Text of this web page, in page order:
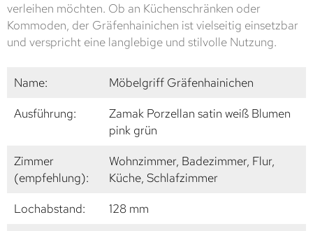
verleihen möchten. Ob an Küchenschränken oder
Kommoden, der Gräfenhainichen ist vielseitig einsetzbar
und verspricht eine langlebige und stilvolle Nutzung.
Name:
Möbelgriff Gräfenhainichen
Ausführung:
Zamak Porzellan satin weiß Blumen
pink grün
Zimmer
(empfehlung):
Wohnzimmer, Badezimmer, Flur,
Küche, Schlafzimmer
Lochabstand:
128 mm